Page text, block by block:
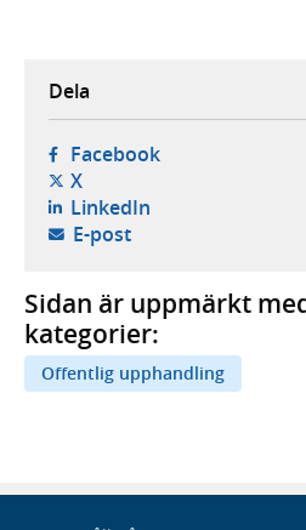
Dela
Facebook- öppnas i ny
X- öppnas i ny flik, extern
LinkedIn- öppnas i ny
E-post- öppnar din e-
Sidan är uppmärkt
kategorier:
Offentlig upphandling